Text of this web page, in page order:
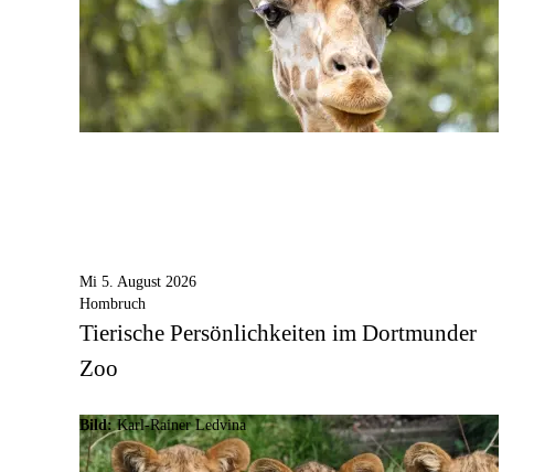
Mi 5. August 2026
Hombruch
Tierische Persönlichkeiten im Dortmunder
Zoo
Bild: Karl-Rainer Ledvina